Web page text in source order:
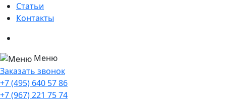
Статьи
Контакты
Меню
Заказать звонок
+7 (495) 640 57 86
+7 (967) 221 75 74